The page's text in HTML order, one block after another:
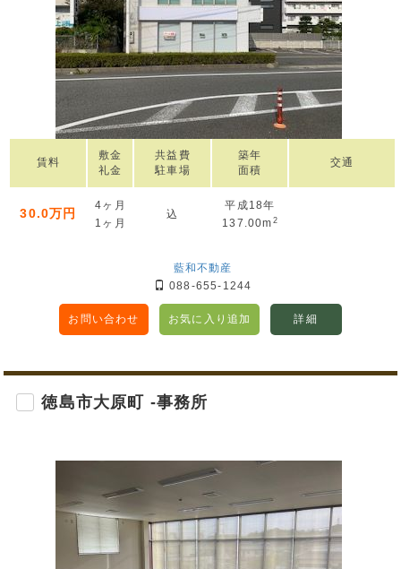
賃料
敷金
礼金
共益費
駐車場
築年
面積
交通
30.0万円
4ヶ月
1ヶ月
込
平成18年
137.00m 2
藍和不動産
088-655-1244
お問い合わせ お気に入り追加 詳細
徳島市大原町 -事務所